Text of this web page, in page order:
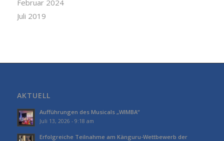
Februar 2024
Juli 2019
AKTUELL
Aufführungen des Musicals „WIMBA“
Juli 13, 2026 - 9:18 am
Erfolgreiche Teilnahme am Känguru-Wettbewerb der